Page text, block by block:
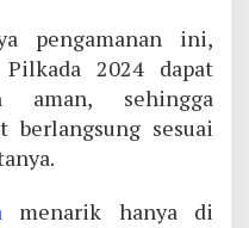
pengamanan ini,
2024 dapat
aman, sehingga
berlangsung sesuai
menarik hanya di